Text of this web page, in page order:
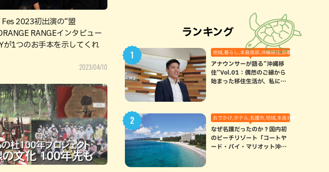
Fes 2023初出演の“盟
RANGEインタビュー
が1つのお手本を示してくれ
2023/04/10
ランキング
地域,暮らし,本島南部,沖縄移住,那覇市
アナウンサーが語る”沖縄移
住”Vol.01：偶然のご縁から
始まった移住生活が、私にと
おでかけ,ホテル,名護市,地域,本島北部
なぜ名護だったのか？国内初
のビーチリゾート「コートヤ
ード・バイ・マリオット沖縄